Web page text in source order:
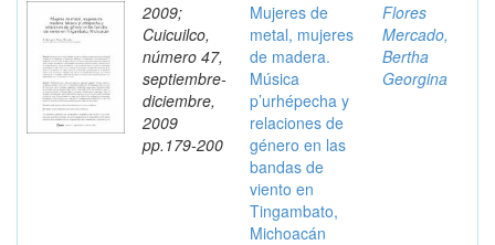
2009;
Cuicuilco,
número 47,
septiembre-
diciembre,
2009
pp.179-200
Mujeres de
metal, mujeres
de madera.
Música
p’urhépecha y
relaciones de
género en las
bandas de
viento en
Tingambato,
Michoacán
Flores
Mercado,
Bertha
Georgina